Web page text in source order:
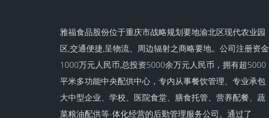
雅福食品股份位于重庆市战略规划要地渝北区现代农业园
区,交通便捷,呈物流、周边辐射之商略要地。公司注册资金
1000万元人民币,总投资5000余万元人民币，拥有超5000
平米多功能中央配供中心，专内从事餐饮管理、专业承包
大中型企业、学校、医院食堂、膳食托管、营养配餐、蔬
菜粮油配供等-体化经营的后勤管理服务公司。通过了